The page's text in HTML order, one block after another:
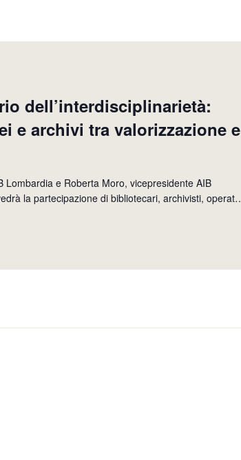
dell’interdisciplinarietà:
e archivi tra valorizzazione e
Lombardia e Roberta Moro, vicepresidente AIB